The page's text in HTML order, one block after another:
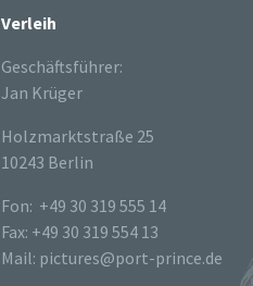
Verleih
Geschäftsführer:
Jan Krüger
Holzmarktstraße 25
10243 Berlin
Fon: +49 30 319 555 14
Fax: +49 30 319 554 13
Mail: pictures@port-prince.de